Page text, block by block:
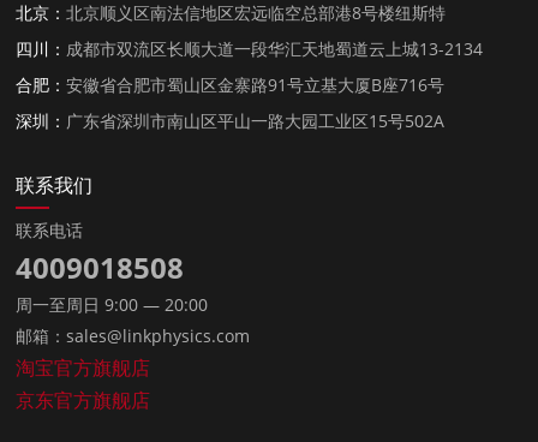
北京：北京顺义区南法信地区宏远临空总部港8号楼纽斯特
四川： 成都市双流区长顺大道一段华汇天地蜀道云上城13-2134
合肥：安徽省合肥市蜀山区金寨路91号立基大厦B座716号
深圳： 广东省深圳市南山区平山一路大园工业区15号502A
联系我们
联系电话
4009018508
周一至周日 9:00 — 20:00
邮箱：sales@linkphysics.com
淘宝官方旗舰店
京东官方旗舰店